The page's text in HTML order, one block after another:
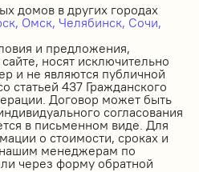
домов в других городах
Омск, Челябинск, Сочи,
и предложения,
носят исключительно
и не являются публичной
статьей 437 Гражданского
Договор может быть
согласования
в письменном виде. Для
о стоимости, сроках и
нашим менеджерам по
через форму обратной